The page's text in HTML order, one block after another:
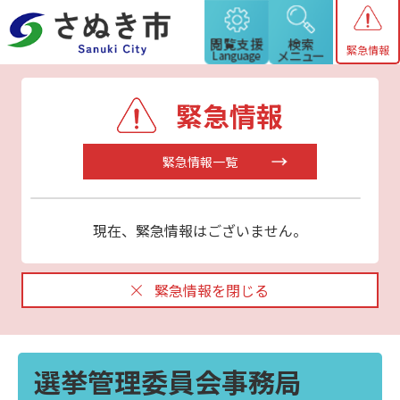
緊急情報
緊急情報
緊急情報一覧
現在、緊急情報はございません。
緊急情報を閉じる
選挙管理委員会事務局